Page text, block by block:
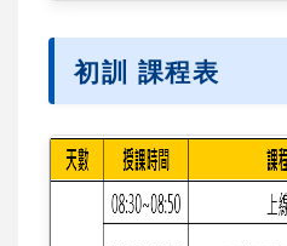
初訓 課程表